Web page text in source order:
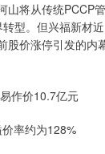
将从传统PCCP
型。但兴福新材近
股价涨停引发的内
作价10.7亿元
率约为128%